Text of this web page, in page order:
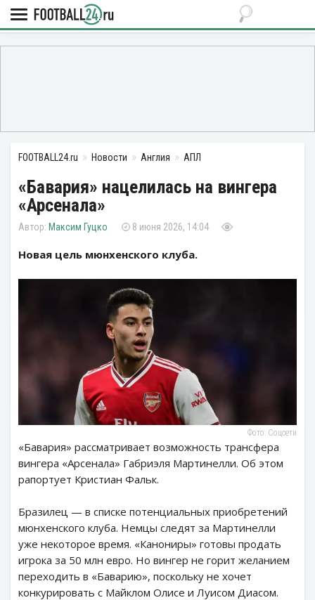
FOOTBALL24.ru Новости Англия АПЛ
«Бавария» нацелилась на вингера
«Арсенала»
Максим Гуцко 8 июня 2026, 14:04
Новая цель мюнхенского клуба.
Фото: Соцсети
«Бавария» рассматривает возможность трансфера
вингера «Арсенала» Габриэля Мартинелли. Об этом
рапортует Кристиан Фальк.
Бразилец — в списке потенциальных приобретений
мюнхенского клуба. Немцы следят за Мартинелли
уже некоторое время. «Канониры» готовы продать
игрока за 50 млн евро. Но вингер не горит желанием
переходить в «Баварию», поскольку не хочет
конкурировать с Майклом Олисе и Луисом Диасом.